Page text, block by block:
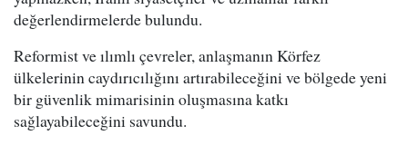
değerlendirmelerde bulundu.
Reformist ve ılımlı çevreler, anlaşmanın Körfez
ülkelerinin caydırıcılığını artırabileceğini ve bölgede yeni
bir güvenlik mimarisinin oluşmasına katkı
sağlayabileceğini savundu.